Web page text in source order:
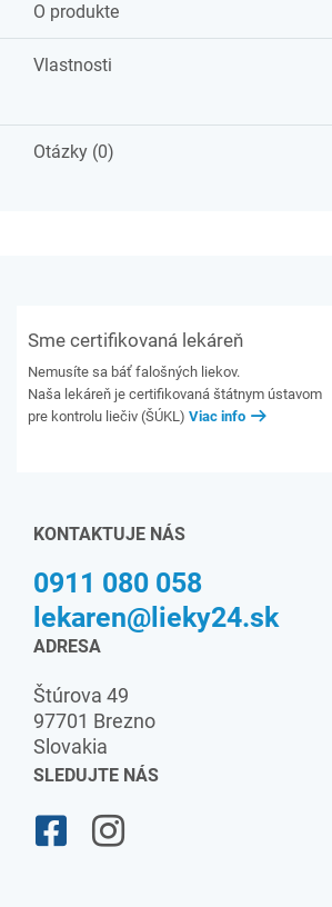
O produkte
Vlastnosti
Otázky (0)
Sme certifikovaná lekáreň
Nemusíte sa báť falošných liekov.
Naša lekáreň je certifikovaná štátnym ústavom
pre kontrolu liečiv (ŠÚKL) Viac info
KONTAKTUJE NÁS
0911 080 058
lekaren@lieky24.sk
ADRESA
Štúrova 49
97701 Brezno
Slovakia
SLEDUJTE NÁS